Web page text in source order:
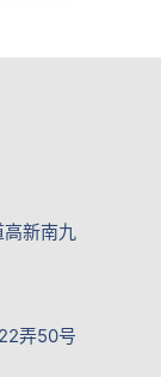
新南九
弄50号